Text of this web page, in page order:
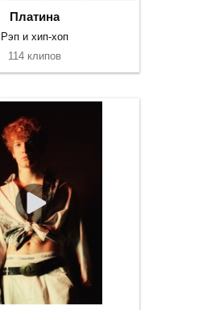
Платина
Рэп и хип-хоп
114 клипов